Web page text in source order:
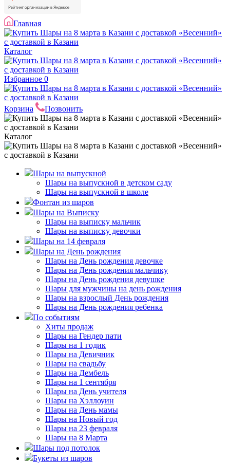
Главная
Каталог
Избранное 0
Корзина Позвонить
Каталог
Шары на выпускной
Шары на выпускной в детском саду
Шары на выпускной в школе
Фонтан из шаров
Шары на Выписку
Шары на выписку мальчик
Шары на выписку девочки
Шары на 14 февраля
Шары на День рождения
Шары на День рождения девочке
Шары на День рождения мальчику
Шары на День рождения девушке
Шары для мужчины на день рождения
Шары на взрослый День рождения
Шары на День рождения ребенка
По событиям
Хиты продаж
Шары на Гендер пати
Шары на 1 годик
Шары на Девичник
Шары на свадьбу
Шары на Дембель
Шары на 1 сентября
Шары на День учителя
Шары на Хэллоуин
Шары на День мамы
Шары на Новый год
Шары на 23 февраля
Шары на 8 Марта
Шары под потолок
Букеты из шаров